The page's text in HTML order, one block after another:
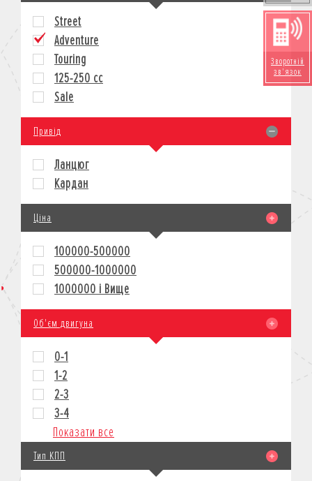
КОРПОРАТИВНИМ КЛІЄНТАМ
МОТОЦИКЛИ
КРЕДИТ
СТРАХУВАННЯ
КОРПОРАТИВНИМ КЛІЄНТАМ
Зворотній
зв'язок
Street
Adventure
Touring
125-250 cc
Sale
Привід
Ланцюг
Кардан
Ціна
100000-500000
500000-1000000
1000000 і Вище
Об'єм двигуна
0-1
1-2
2-3
3-4
Показати все
Тип КПП